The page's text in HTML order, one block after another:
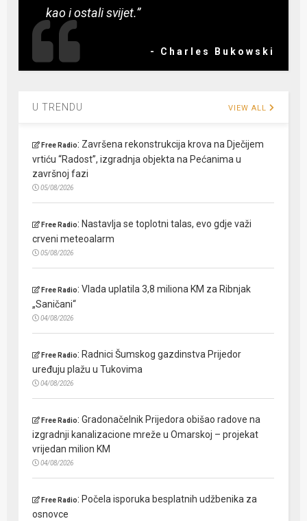
kao i ostali svijet.”
- Charles Bukowski
U TRENDU VIEW ALL
Free Radio: Završena rekonstrukcija krova na Dječijem
vrtiću “Radost”, izgradnja objekta na Pećanima u
završnoj fazi
05/08/2026
Free Radio: Nastavlja se toplotni talas, evo gdje važi
crveni meteoalarm
05/08/2026
Free Radio:Vlada uplatila 3,8 miliona KM za Ribnjak
„Saničani“
04/08/2026
Free Radio: Radnici Šumskog gazdinstva Prijedor
uređuju plažu u Tukovima
04/08/2026
Free Radio:Gradonačelnik Prijedora obišao radove na
izgradnji kanalizacione mreže u Omarskoj – projekat
vrijedan milion KM
04/08/2026
Free Radio: Počela isporuka besplatnih udžbenika za
osnovce